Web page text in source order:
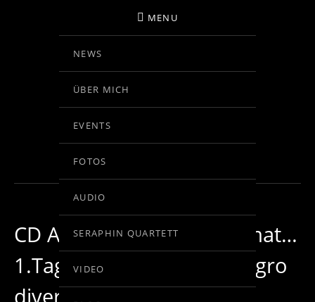
BIRGIT KOLAR
VIOLINE
MENU
NEWS
ÜBER MICH
EVENTS
FOTOS
AUDIO
SERAPHIN QUARTETT
VIDEO
CD Aufnahme in der Heimat…
1.Tag: Introduzione – Allegro
divertissimo